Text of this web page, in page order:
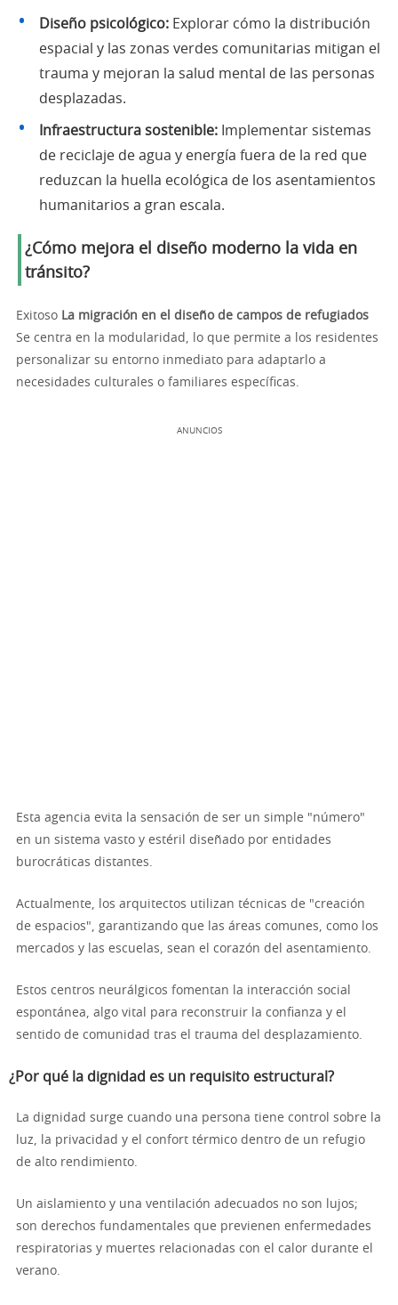
Diseño psicológico: Explorar cómo la distribución
espacial y las zonas verdes comunitarias mitigan el
trauma y mejoran la salud mental de las personas
desplazadas.
Infraestructura sostenible: Implementar sistemas
de reciclaje de agua y energía fuera de la red que
reduzcan la huella ecológica de los asentamientos
humanitarios a gran escala.
¿Cómo mejora el diseño moderno la vida en
tránsito?
Exitoso La migración en el diseño de campos de refugiados
Se centra en la modularidad, lo que permite a los residentes
personalizar su entorno inmediato para adaptarlo a
necesidades culturales o familiares específicas.
ANUNCIOS
Esta agencia evita la sensación de ser un simple "número"
en un sistema vasto y estéril diseñado por entidades
burocráticas distantes.
Actualmente, los arquitectos utilizan técnicas de "creación
de espacios", garantizando que las áreas comunes, como los
mercados y las escuelas, sean el corazón del asentamiento.
Estos centros neurálgicos fomentan la interacción social
espontánea, algo vital para reconstruir la confianza y el
sentido de comunidad tras el trauma del desplazamiento.
¿Por qué la dignidad es un requisito estructural?
La dignidad surge cuando una persona tiene control sobre la
luz, la privacidad y el confort térmico dentro de un refugio
de alto rendimiento.
Un aislamiento y una ventilación adecuados no son lujos;
son derechos fundamentales que previenen enfermedades
respiratorias y muertes relacionadas con el calor durante el
verano.